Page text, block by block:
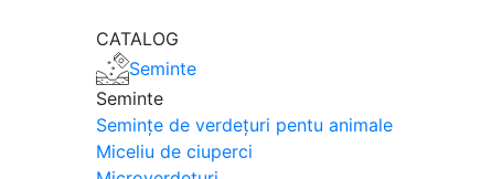
CATALOG
Seminte
Seminte
Semințe de verdețuri pentu animale
Miceliu de ciuperci